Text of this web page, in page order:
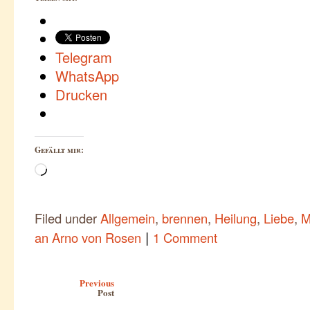
Telegram
WhatsApp
Drucken
Gefällt mir:
Wird
Filed underAllgemein, brennen, Heilung, Liebe,
an Arno von Rosen | 1 Comment
Previous
Post